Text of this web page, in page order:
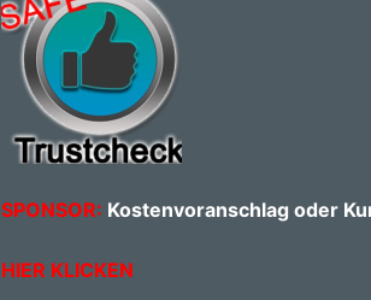
SPONSOR: Kostenvoranschlag oder
HIER KLICKEN